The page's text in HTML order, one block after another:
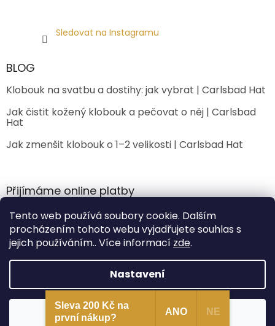
Tento web používá soubory cookie. Dalším
procházením tohoto webu vyjadřujete souhlas s
jejich používáním.. Více informací zde.
Nastavení
Souhlasím
Sledovat na Instagramu
BLOG
Klobouk na svatbu a dostihy: jak vybrat | Carlsbad Hat
Jak čistit kožený klobouk a pečovat o něj | Carlsbad
Hat
Jak zmenšit klobouk o 1–2 velikosti | Carlsbad Hat
Přijímáme online platby
Vytvořil Shoptet Premium
Copyright 2026CarlsbadHat . Všechna práva vyhrazena.
Sleva 200 Kč na
první nákup?
ANO NE